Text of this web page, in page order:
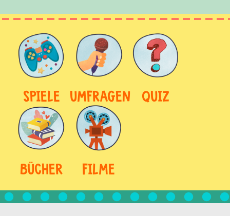
SPIELE UMFRAGEN QUIZ
BÜCHER FILME